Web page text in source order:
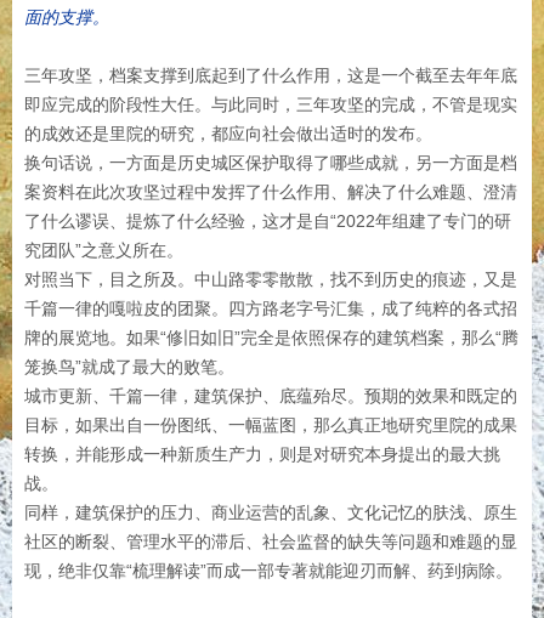
面的支撑。
三年攻坚，档案支撑到底起到了什么作用，这是一个截至去年年底
即应完成的阶段性大任。与此同时，三年攻坚的完成，不管是现实
的成效还是里院的研究，都应向社会做出适时的发布。
换句话说，一方面是历史城区保护取得了哪些成就，另一方面是档
案资料在此次攻坚过程中发挥了什么作用、解决了什么难题、澄清
了什么谬误、提炼了什么经验，这才是自“2022年组建了专门的研
究团队”之意义所在。
对照当下，目之所及。中山路零零散散，找不到历史的痕迹，又是
千篇一律的嘎啦皮的团聚。四方路老字号汇集，成了纯粹的各式招
牌的展览地。如果“修旧如旧”完全是依照保存的建筑档案，那么“腾
笼换鸟”就成了最大的败笔。
城市更新、千篇一律，建筑保护、底蕴殆尽。预期的效果和既定的
目标，如果出自一份图纸、一幅蓝图，那么真正地研究里院的成果
转换，并能形成一种新质生产力，则是对研究本身提出的最大挑
战。
同样，建筑保护的压力、商业运营的乱象、文化记忆的肤浅、原生
社区的断裂、管理水平的滞后、社会监督的缺失等问题和难题的显
现，绝非仅靠“梳理解读”而成一部专著就能迎刃而解、药到病除。